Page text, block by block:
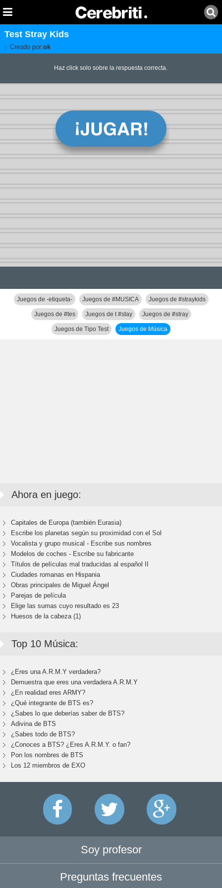
Test Stray Kids
Creado por:ok
Haz click solo sobre la respuesta correcta.
Juegos de -etiqueta- Juegos de #MUSICA Juegos de #straykids
Juegos de #tes Juegos de t #stay Juegos de #stray
Juegos de Tipo Test Juegos de Música
Ahora en juego:
Capitales de Europa (también Eurasia)
Escribe los planetas según su proximidad con el Sol
Vocalista y grupo musical - Escribe sus nombres
Modelos de coches - Escribe su fabricante
Títulos de películas mal traducidas al español II
Ciudades romanas en Hispania
Obras principales de Miguel Ángel
Parejas de película
Elige las sumas cuyo resultado es 23
Huesos de la cabeza (1)
Top 10 Música:
¿Eres una A.R.M.Y verdadera?
Demuestra que eres una verdadera A.R.M.Y
¿En realidad eres ARMY?
¿Qué integrante de BTS es?
¿Sabes lo que deberías saber de BTS?
Adivina de BTS
¿Sabes todo de BTS?
¿Conoces a BTS? ¿Eres A.R.M.Y. o fan?
Pon los nombres de BTS
Los 12 miembros de EXO
Soy profesor
Preguntas frecuentes